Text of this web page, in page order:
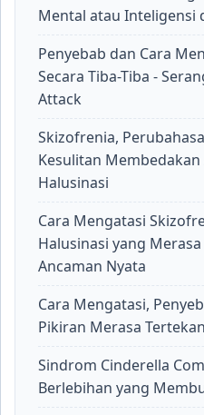
Mental atau Inteligensi
Penyebab dan Cara
Secara Tiba-Tiba -
Attack
Skizofrenia,
Kesulitan
Halusinasi
Cara Mengatasi
Halusinasi yang
Ancaman Nyata
Cara Mengatasi,
Pikiran Merasa
Sindrom Cinderella
Berlebihan yang